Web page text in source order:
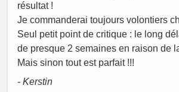
résultat !
Je commanderai toujours volontiers
Seul petit point de critique : le long
de presque 2 semaines en raison de
Mais sinon tout est parfait !!!
- Kerstin